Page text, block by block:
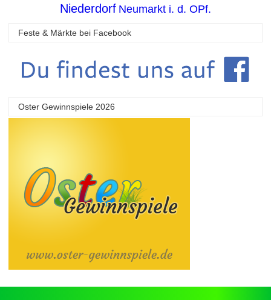
Niederdorf Neumarkt i. d. OPf.
Feste & Märkte bei Facebook
Oster Gewinnspiele 2026